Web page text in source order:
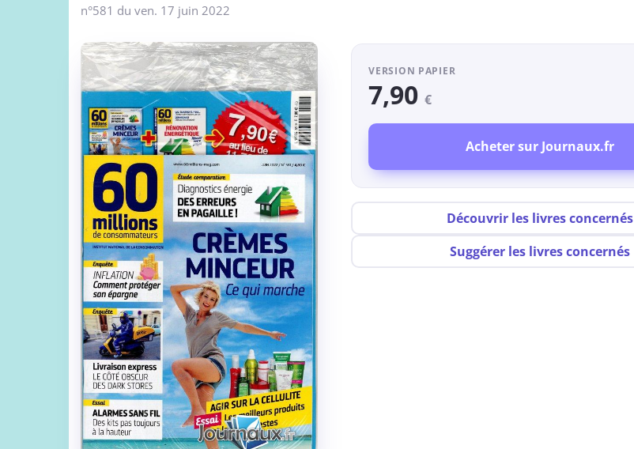
n°581 du ven. 17 juin 2022
VERSION PAPIER
7,90€
Acheter sur Journaux.fr
Découvrir les livres concernés
Suggérer les livres concernés